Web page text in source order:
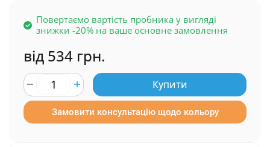
Повертаємо вартість пробника у вигляді
знижки -20% на ваше основне замовлення
від 534 грн.
Купити
Замовити консультацію щодо кольору